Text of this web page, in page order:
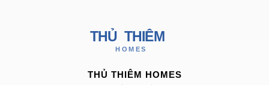
THỦ THIÊM HOMES